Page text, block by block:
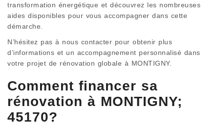
transformation énergétique et découvrez les nombreuses
aides disponibles pour vous accompagner dans cette
démarche.
N’hésitez pas à nous contacter pour obtenir plus
d’informations et un accompagnement personnalisé dans
votre projet de rénovation globale à MONTIGNY.
Comment financer sa
rénovation à MONTIGNY;
45170?